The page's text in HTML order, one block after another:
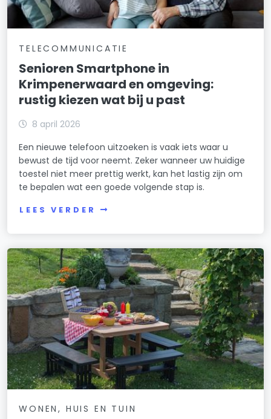
TELECOMMUNICATIE
Senioren Smartphone in
Krimpenerwaard en omgeving:
rustig kiezen wat bij u past
8 april 2026
Een nieuwe telefoon uitzoeken is vaak iets waar u
bewust de tijd voor neemt. Zeker wanneer uw huidige
toestel niet meer prettig werkt, kan het lastig zijn om
te bepalen wat een goede volgende stap is.
LEES VERDER
WONEN, HUIS EN TUIN